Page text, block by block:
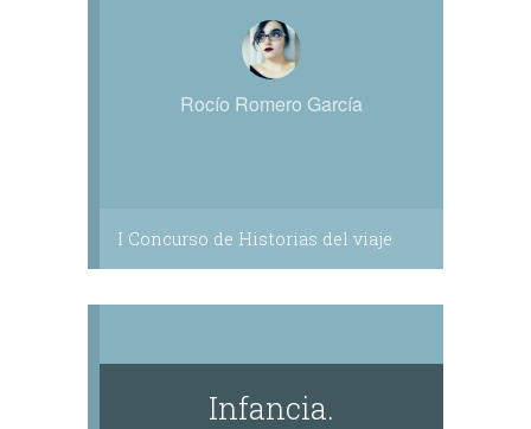
Rocío Romero García
I Concurso de Historias del viaje
Infancia.